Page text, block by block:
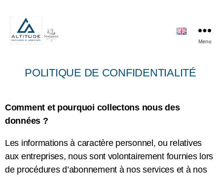
Menu
POLITIQUE DE CONFIDENTIALITÉ
Comment et pourquoi collectons nous des
données ?
Les informations à caractère personnel, ou relatives
aux entreprises, nous sont volontairement fournies lors
de procédures d’abonnement à nos services et à nos